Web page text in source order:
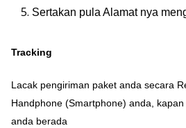
Sertakan pula Alamat nya
Tracking
Lacak pengiriman paket anda secara
Handphone (Smartphone) anda,
anda berada